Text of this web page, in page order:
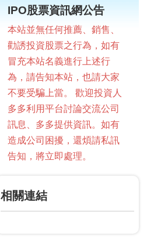
IPO股票資訊網公告
本站並無任何推薦、銷售、
勸誘投資股票之行為，如有
冒充本站名義進行上述行
為，請告知本站，也請大家
不要受騙上當。 歡迎投資人
多多利用平台討論交流公司
訊息、多多提供資訊。如有
造成公司困擾，還煩請私訊
告知，將立即處理。
相關連結